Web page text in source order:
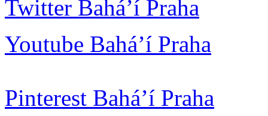
Twitter Bahá’í Praha
Youtube Bahá’í Praha
Pinterest Bahá’í Praha